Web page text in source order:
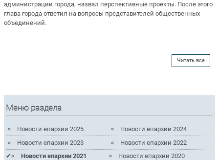
администрации города, назвал перспективные проекты. После этого
глава города ответил на вопросы представителей общественных
объединений.
Читать все
Меню раздела
Новости епархии 2025
Новости епархии 2024
Новости епархии 2023
Новости епархии 2022
Новости епархии 2021
Новости епархии 2020